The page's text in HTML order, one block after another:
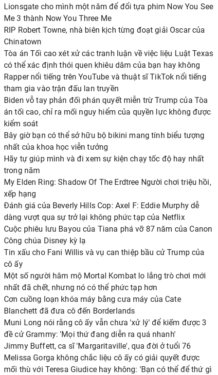
Lionsgate cho mình một năm để đổi tựa phim Now You See
Me 3 thành Now You Three Me
RIP Robert Towne, nhà biên kịch từng đoạt giải Oscar của
Chinatown
Tòa án Tối cao xét xử các tranh luận về việc liệu Luật Texas
có thể xác định thói quen khiêu dâm của bạn hay không
Rapper nổi tiếng trên YouTube và thuật sĩ TikTok nổi tiếng
tham gia vào trận đấu lan truyền
Biden vỗ tay phản đối phán quyết miễn trừ Trump của Tòa
án tối cao, chỉ ra mối nguy hiểm của quyền lực không được
kiểm soát
Bây giờ bạn có thể sở hữu bộ bikini mang tính biểu tượng
nhất của khoa học viễn tưởng
Hãy tự giúp mình và đi xem sự kiện chạy tốc độ hay nhất
trong năm
My Elden Ring: Shadow Of The Erdtree Người chơi triệu hồi,
xếp hạng
Đánh giá của Beverly Hills Cop: Axel F: Eddie Murphy dễ
dàng vượt qua sự trở lại không phức tạp của Netflix
Cuộc phiêu lưu Bayou của Tiana phá vỡ 87 năm của Canon
Công chúa Disney kỳ lạ
Tin xấu cho Fani Willis và vụ can thiệp bầu cử Trump của
cô ấy
Một số người hâm mộ Mortal Kombat lo lắng trò chơi mới
nhất đã chết, nhưng nó có thể phức tạp hơn
Cơn cuồng loạn khóa máy bằng cưa máy của Cate
Blanchett đã đưa cô đến Borderlands
Muni Long nói rằng cô ấy vẫn chưa 'xử lý' để kiếm được 3
đề cử Grammy: 'Mọi thứ đang diễn ra quá nhanh'
Jimmy Buffett, ca sĩ 'Margaritaville', qua đời ở tuổi 76
Melissa Gorga không chắc liệu cô ấy có giải quyết được
mối thù với Teresa Giudice hay không: 'Bạn có thể để thứ gì